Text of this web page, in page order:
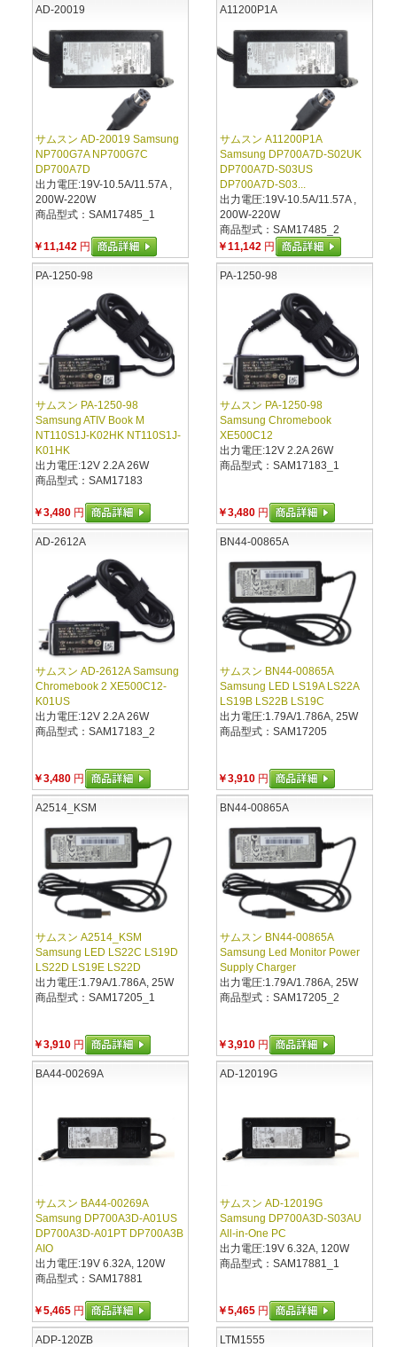
AD-20019
サムスン AD-20019 Samsung
NP700G7A NP700G7C
DP700A7D
出力電圧:19V-10.5A/11.57A ,
200W-220W
商品型式：SAM17485_1
￥11,142 円
A11200P1A
サムスン A11200P1A
Samsung DP700A7D-S02UK
DP700A7D-S03US
DP700A7D-S03...
出力電圧:19V-10.5A/11.57A ,
200W-220W
商品型式：SAM17485_2
￥11,142 円
PA-1250-98
サムスン PA-1250-98
Samsung ATIV Book M
NT110S1J-K02HK NT110S1J-
K01HK
出力電圧:12V 2.2A 26W
商品型式：SAM17183
￥3,480 円
PA-1250-98
サムスン PA-1250-98
Samsung Chromebook
XE500C12
出力電圧:12V 2.2A 26W
商品型式：SAM17183_1
￥3,480 円
AD-2612A
サムスン AD-2612A Samsung
Chromebook 2 XE500C12-
K01US
出力電圧:12V 2.2A 26W
商品型式：SAM17183_2
￥3,480 円
BN44-00865A
サムスン BN44-00865A
Samsung LED LS19A LS22A
LS19B LS22B LS19C
出力電圧:1.79A/1.786A, 25W
商品型式：SAM17205
￥3,910 円
A2514_KSM
サムスン A2514_KSM
Samsung LED LS22C LS19D
LS22D LS19E LS22D
出力電圧:1.79A/1.786A, 25W
商品型式：SAM17205_1
￥3,910 円
BN44-00865A
サムスン BN44-00865A
Samsung Led Monitor Power
Supply Charger
出力電圧:1.79A/1.786A, 25W
商品型式：SAM17205_2
￥3,910 円
BA44-00269A
サムスン BA44-00269A
Samsung DP700A3D-A01US
DP700A3D-A01PT DP700A3B
AIO
出力電圧:19V 6.32A, 120W
商品型式：SAM17881
￥5,465 円
AD-12019G
サムスン AD-12019G
Samsung DP700A3D-S03AU
All-in-One PC
出力電圧:19V 6.32A, 120W
商品型式：SAM17881_1
￥5,465 円
ADP-120ZB LTM1555